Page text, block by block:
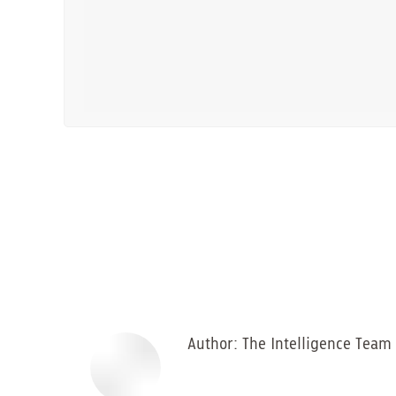
Author: The Intelligence Team